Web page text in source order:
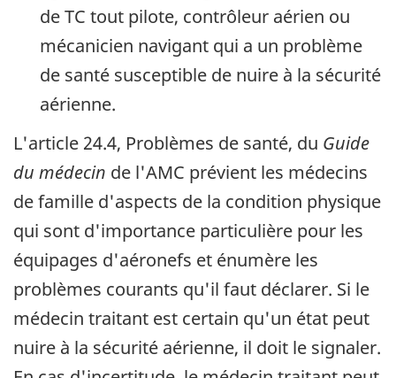
de TC tout pilote, contrôleur aérien ou
mécanicien navigant qui a un problème
de santé susceptible de nuire à la sécurité
aérienne.
L'article 24.4, Problèmes de santé, du Guide
du médecin de l'AMC prévient les médecins
de famille d'aspects de la condition physique
qui sont d'importance particulière pour les
équipages d'aéronefs et énumère les
problèmes courants qu'il faut déclarer. Si le
médecin traitant est certain qu'un état peut
nuire à la sécurité aérienne, il doit le signaler.